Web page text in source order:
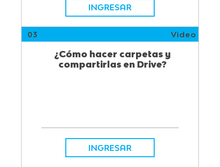
INGRESAR
03 Video
¿Cómo hacer carpetas y
compartirlas en Drive?
INGRESAR